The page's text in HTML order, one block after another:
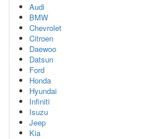
Audi
BMW
Chevrolet
Citroen
Daewoo
Datsun
Ford
Honda
Hyundai
Infiniti
Isuzu
Jeep
Kia